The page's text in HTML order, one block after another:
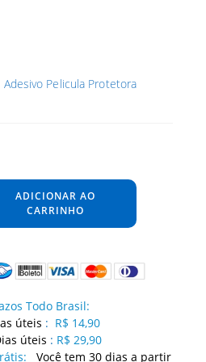
Pelicula Protetora
ADICIONAR AO
CARRINHO
Todo Brasil:
úteis : R$ 14,90
úteis : R$ 29,90
Você tem 30 dias a partir